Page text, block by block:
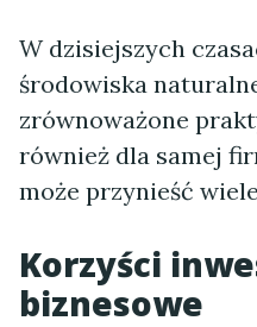
W dzisiejszych
środowiska
zrównoważone
również dla samej
może przynieść
Korzyści
biznesowe